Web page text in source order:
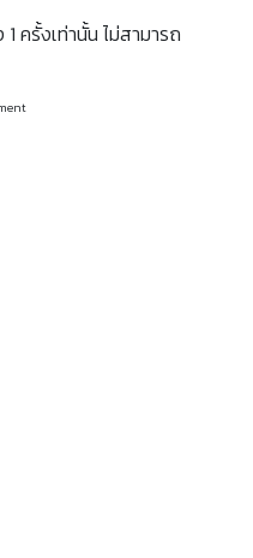
ครั้งเท่านั้น ไม่สามารถ